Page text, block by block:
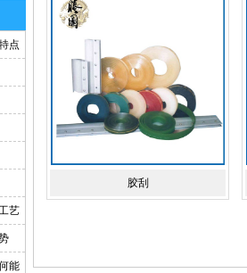
点
艺
能
胶刮